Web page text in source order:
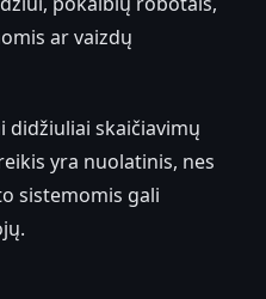
ar vaizdų
skaičiavimų
yra nuolatinis, nes
sistemomis gali